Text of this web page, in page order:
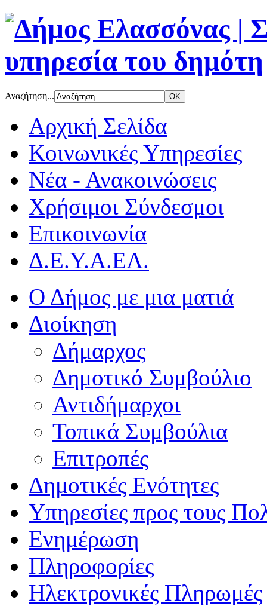
Αναζήτηση...
Αρχική Σελίδα
Κοινωνικές Υπηρεσίες
Νέα - Ανακοινώσεις
Χρήσιμοι Σύνδεσμοι
Επικοινωνία
Δ.Ε.Υ.Α.ΕΛ.
Ο Δήμος με μια ματιά
Διοίκηση
Δήμαρχος
Δημοτικό Συμβούλιο
Αντιδήμαρχοι
Τοπικά Συμβούλια
Επιτροπές
Δημοτικές Ενότητες
Υπηρεσίες προς τους
Ενημέρωση
Πληροφορίες
Ηλεκτρονικές Πληρωμές